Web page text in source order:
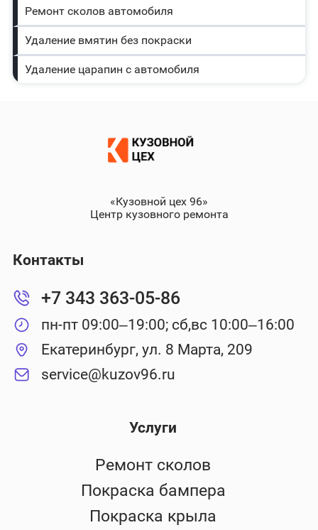
Ремонт сколов автомобиля
Удаление вмятин без покраски
Удаление царапин с автомобиля
«Кузовной цех 96»
Центр кузовного ремонта
Услуги
Ремонт сколов
Покраска бампера
Покраска крыла
Контакты
+7 343 363-05-86
пн-пт 09:00–19:00; сб,вс 10:00–16:00
Екатеринбург, ул. 8 Марта, 209
service@kuzov96.ru